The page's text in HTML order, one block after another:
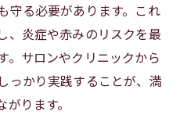
守る必要があります。これ
、炎症や赤みのリスクを最
。サロンやクリニックから
っかり実践することが、満
ります。